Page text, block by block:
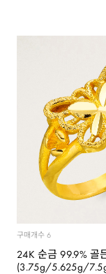
구매개수6
24K 순금 99.9% 골
(3.75g/5.625g/